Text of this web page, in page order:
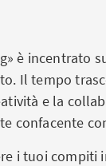
è incentrato
Il tempo
e la
confacente
i tuoi